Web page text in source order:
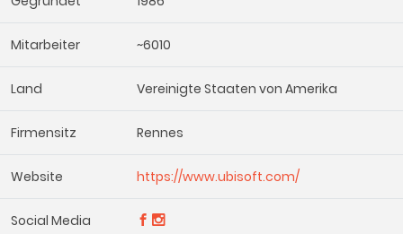
Mitarbeiter ~6010
Land Vereinigte Staaten von Amerika
Firmensitz Rennes
Website https://www.ubisoft.com/
Social Media